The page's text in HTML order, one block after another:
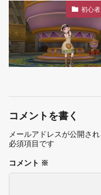
初心
コメントを書く
メールアドレスが公開さ
必須項目です
コメント ※